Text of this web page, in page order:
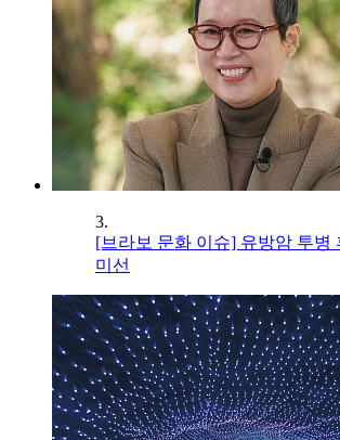
3.
[브라보 문화 이슈] 유방암 투병
미선